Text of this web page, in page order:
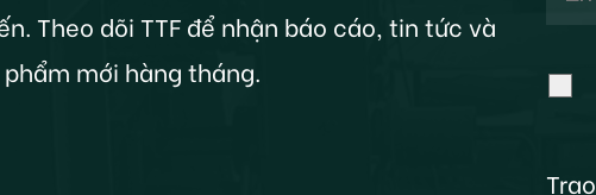
Theo dõi TTF để nhận báo cáo, tin tức và
mới hàng tháng.